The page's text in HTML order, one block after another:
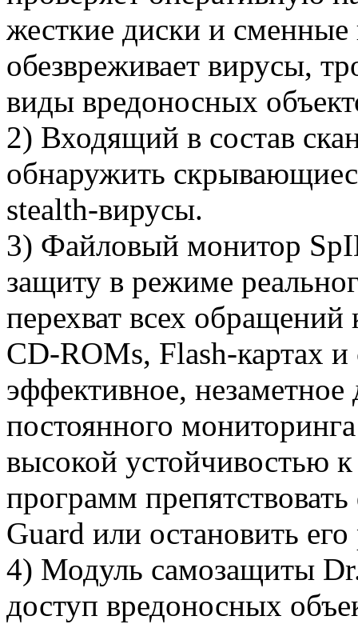
жесткие диски и сменные
обезвреживает вирусы,
виды вредоносных
2) Входящий в состав
обнаружить
stealth-вирусы.
3) Файловый монитор
защиту в режиме
перехват всех
CD-ROMs, Flash-картах
эффективное, незаметное
постоянного
высокой устойчивостью
программ
Guard или остановить его
4) Модуль самозащиты
доступ вредоносных